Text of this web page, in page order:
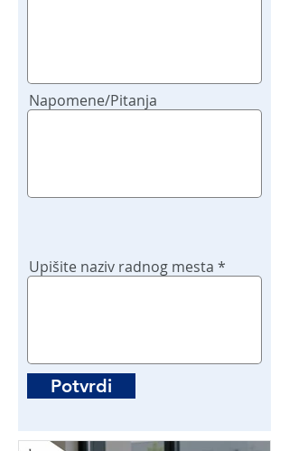
Napomene/Pitanja
Upišite naziv radnog mesta
Potvrdi